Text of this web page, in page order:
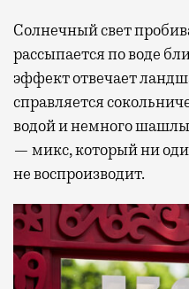
Солнечный свет
рассыпается по воде
эффект отвечает
справляется
водой и немного
— микс, который ни
не воспроизводит.